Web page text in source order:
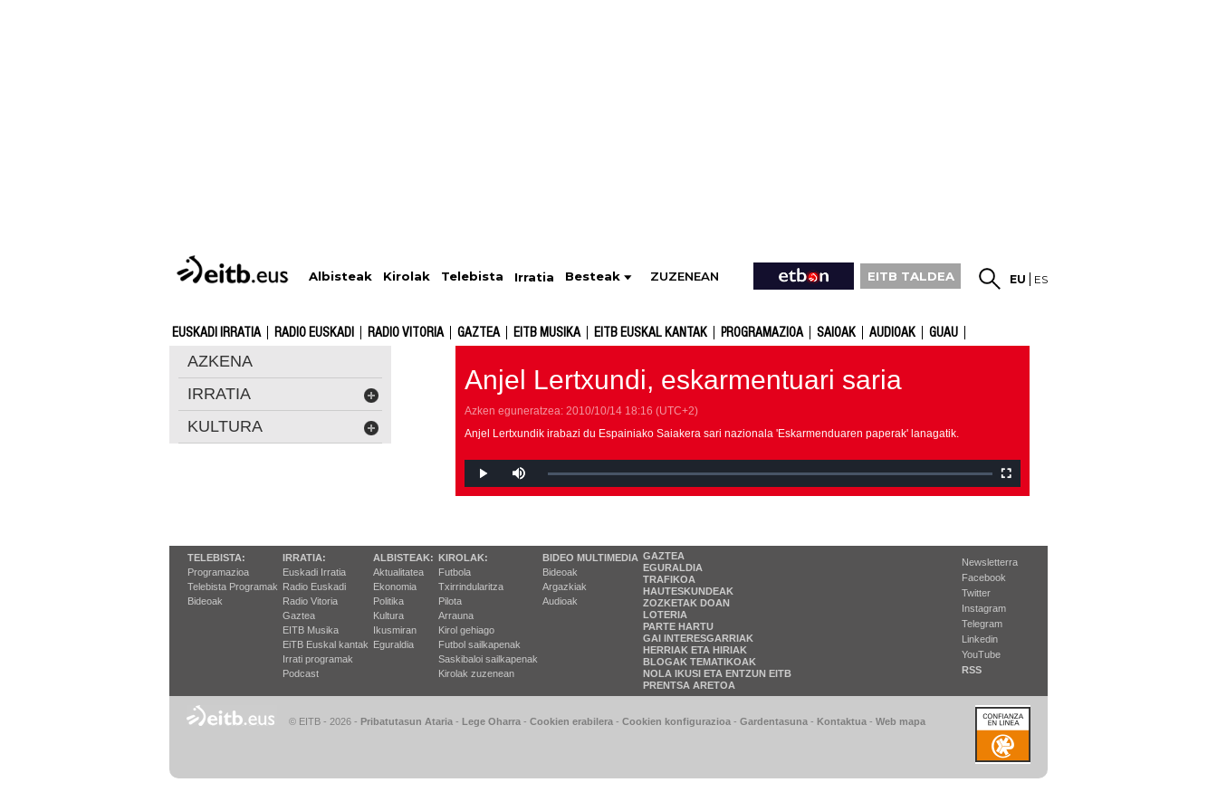
Albisteak Kirolak Telebista Irratia Besteak ZUZENEAN EITB TALDEA EU ES
EUSKADI IRRATIA RADIO EUSKADI RADIO VITORIA GAZTEA EITB MUSIKA EITB EUSKAL KANTAK PROGRAMAZIOA SAIOAK AUDIOAK GUAU
AZKENA
IRRATIA
KULTURA
Anjel Lertxundi, eskarmentuari saria
Azken eguneratzea: 2010/10/14 18:16 (UTC+2)
Anjel Lertxundik irabazi du Espainiako Saiakera sari nazionala 'Eskarmenduaren paperak' lanagatik.
TELEBISTA:
Programazioa
Telebista Programak
Bideoak
IRRATIA:
Euskadi Irratia
Radio Euskadi
Radio Vitoria
Gaztea
EITB Musika
EiTB Euskal kantak
Irrati programak
Podcast
ALBISTEAK:
Aktualitatea
Ekonomia
Politika
Kultura
Ikusmiran
Eguraldia
KIROLAK:
Futbola
Txirrindularitza
Pilota
Arrauna
Kirol gehiago
Futbol sailkapenak
Saskibaloi sailkapenak
Kirolak zuzenean
BIDEO MULTIMEDIA
Bideoak
Argazkiak
Audioak
GAZTEA
EGURALDIA
TRAFIKOA
HAUTESKUNDEAK
ZOZKETAK DOAN
LOTERIA
PARTE HARTU
GAI INTERESGARRIAK
HERRIAK ETA HIRIAK
BLOGAK TEMATIKOAK
NOLA IKUSI ETA ENTZUN EITB
PRENTSA ARETOA
Newsletterra
Facebook
Twitter
Instagram
Telegram
Linkedin
YouTube
RSS
© EITB - 2026 - Pribatutasun Ataria - Lege Oharra - Cookien erabilera - Cookien konfigurazioa - Gardentasuna - Kontaktua - Web mapa